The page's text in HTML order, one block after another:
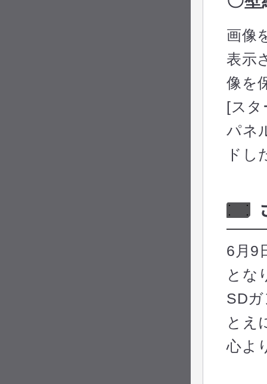
画像
表示
像を
[スタ
パネ
ドし
6月9
とな
SD
とえ
心よ